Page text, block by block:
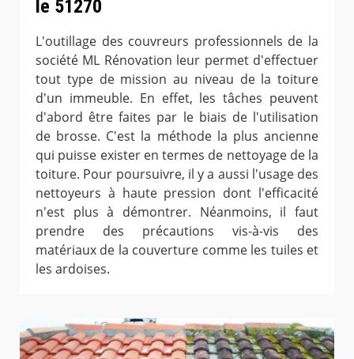
le 51270
L'outillage des couvreurs professionnels de la
société ML Rénovation leur permet d'effectuer
tout type de mission au niveau de la toiture
d'un immeuble. En effet, les tâches peuvent
d'abord être faites par le biais de l'utilisation
de brosse. C'est la méthode la plus ancienne
qui puisse exister en termes de nettoyage de la
toiture. Pour poursuivre, il y a aussi l'usage des
nettoyeurs à haute pression dont l'efficacité
n'est plus à démontrer. Néanmoins, il faut
prendre des précautions vis-à-vis des
matériaux de la couverture comme les tuiles et
les ardoises.